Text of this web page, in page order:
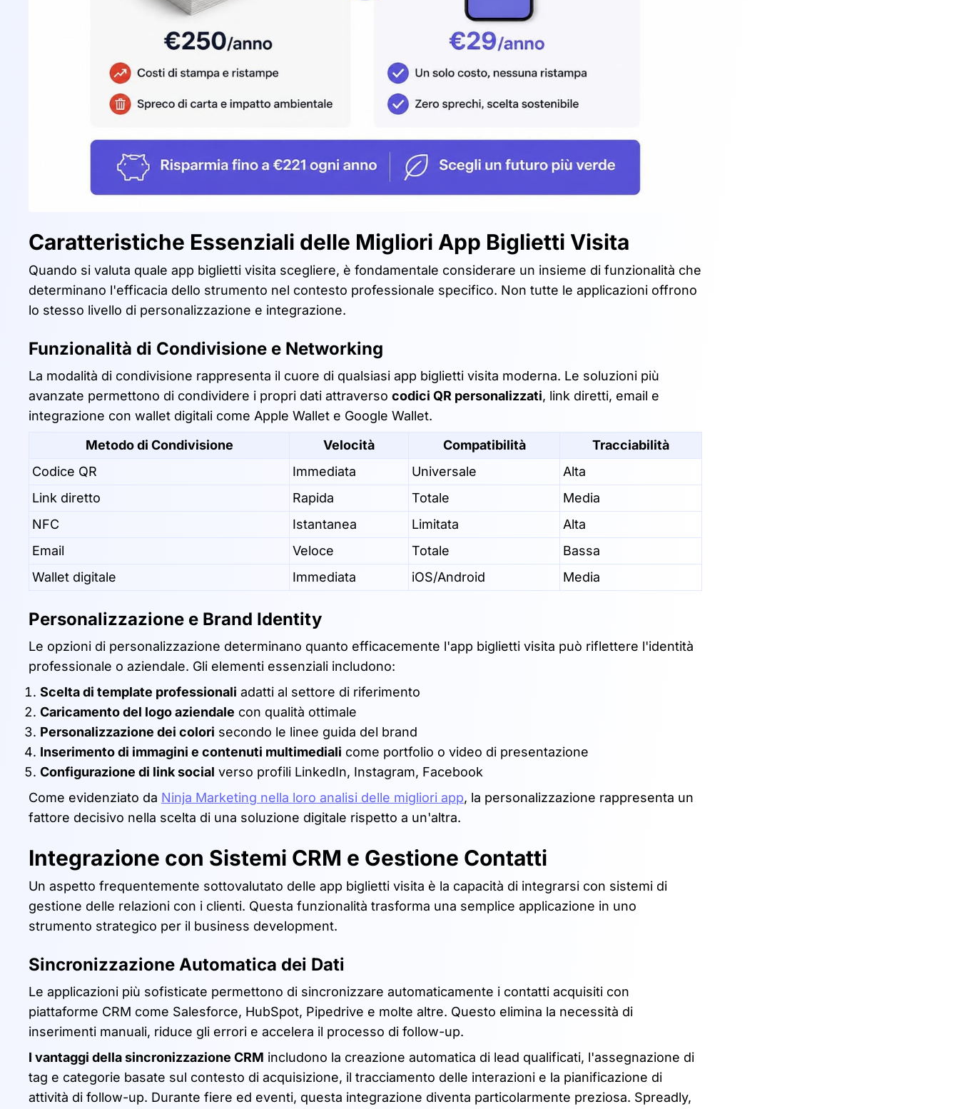
Caratteristiche Essenziali delle Migliori App Biglietti Visita
Quando si valuta quale app biglietti visita scegliere, è fondamentale considerare un insieme di funzionalità che
determinano l'efficacia dello strumento nel contesto professionale specifico. Non tutte le applicazioni offrono
lo stesso livello di personalizzazione e integrazione.
Funzionalità di Condivisione e Networking
La modalità di condivisione rappresenta il cuore di qualsiasi app biglietti visita moderna. Le soluzioni più
avanzate permettono di condividere i propri dati attraverso codici QR personalizzati, link diretti, email e
integrazione con wallet digitali come Apple Wallet e Google Wallet.
Metodo di Condivisione
Velocità Compatibilità
Tracciabilità
Codice QR
Immediata Universale
Alta
Link diretto
Rapida Totale
Media
NFC
Istantanea Limitata
Alta
Email
Veloce Totale
Bassa
Wallet digitale
Immediata iOS/Android Media
Personalizzazione e Brand Identity
Le opzioni di personalizzazione determinano quanto efficacemente l'app biglietti visita può riflettere l'identità
professionale o aziendale. Gli elementi essenziali includono:
Scelta di template professionali adatti al settore di riferimento
Caricamento del logo aziendale con qualità ottimale
Personalizzazione dei colori secondo le linee guida del brand
Inserimento di immagini e contenuti multimediali come portfolio o video di presentazione
Configurazione di link social verso profili LinkedIn, Instagram, Facebook
Come evidenziato da Ninja Marketing nella loro analisi delle migliori app, la personalizzazione rappresenta un
fattore decisivo nella scelta di una soluzione digitale rispetto a un'altra.
Integrazione con Sistemi CRM e Gestione Contatti
Un aspetto frequentemente sottovalutato delle app biglietti visita è la capacità di integrarsi con sistemi di
gestione delle relazioni con i clienti. Questa funzionalità trasforma una semplice applicazione in uno
strumento strategico per il business development.
Sincronizzazione Automatica dei Dati
Le applicazioni più sofisticate permettono di sincronizzare automaticamente i contatti acquisiti con
piattaforme CRM come Salesforce, HubSpot, Pipedrive e molte altre. Questo elimina la necessità di
inserimenti manuali, riduce gli errori e accelera il processo di follow-up.
I vantaggi della sincronizzazione CRM includono la creazione automatica di lead qualificati, l'assegnazione di
tag e categorie basate sul contesto di acquisizione, il tracciamento delle interazioni e la pianificazione di
attività di follow-up. Durante fiere ed eventi, questa integrazione diventa particolarmente preziosa. Spreadly,